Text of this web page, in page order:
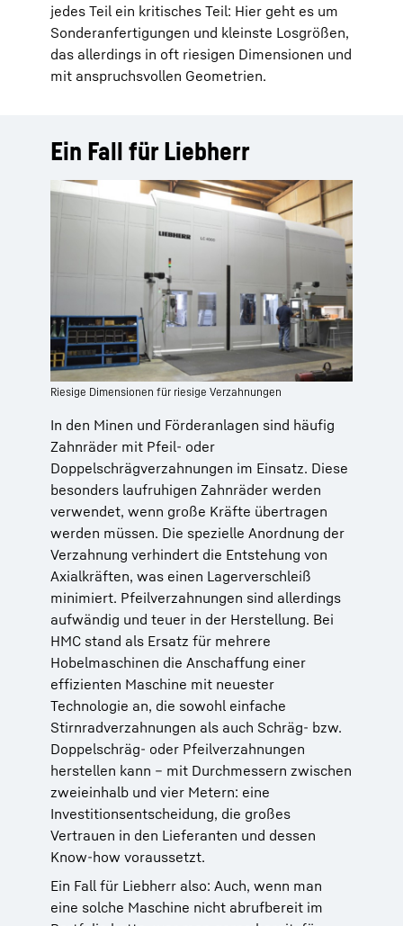
jedes Teil ein kritisches Teil: Hier geht es um
Sonderanfertigungen und kleinste Losgrößen,
das allerdings in oft riesigen Dimensionen und
mit anspruchsvollen Geometrien.
Ein Fall für Liebherr
Riesige Dimensionen für riesige Verzahnungen
In den Minen und Förderanlagen sind häufig
Zahnräder mit Pfeil- oder
Doppelschrägverzahnungen im Einsatz. Diese
besonders laufruhigen Zahnräder werden
verwendet, wenn große Kräfte übertragen
werden müssen. Die spezielle Anordnung der
Verzahnung verhindert die Entstehung von
Axialkräften, was einen Lagerverschleiß
minimiert. Pfeilverzahnungen sind allerdings
aufwändig und teuer in der Herstellung. Bei
HMC stand als Ersatz für mehrere
Hobelmaschinen die Anschaffung einer
effizienten Maschine mit neuester
Technologie an, die sowohl einfache
Stirnradverzahnungen als auch Schräg- bzw.
Doppelschräg- oder Pfeilverzahnungen
herstellen kann – mit Durchmessern zwischen
zweieinhalb und vier Metern: eine
Investitionsentscheidung, die großes
Vertrauen in den Lieferanten und dessen
Know-how voraussetzt.
Ein Fall für Liebherr also: Auch, wenn man
eine solche Maschine nicht abrufbereit im